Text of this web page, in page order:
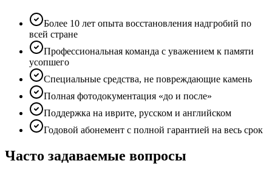
Более 10 лет опыта восстановления надгробий по
всей стране
Профессиональная команда с уважением к памяти
усопшего
Специальные средства, не повреждающие камень
Полная фотодокументация «до и после»
Поддержка на иврите, русском и английском
Годовой абонемент с полной гарантией на весь срок
Часто задаваемые вопросы